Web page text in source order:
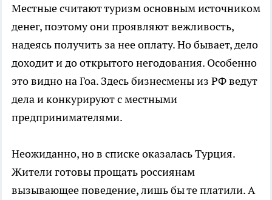
Местные считают туризм основным источником
денег, поэтому они проявляют вежливость,
надеясь получить за нее оплату. Но бывает, дело
доходит и до открытого негодования. Особенно
это видно на Гоа. Здесь бизнесмены из РФ ведут
дела и конкурируют с местными
предпринимателями.
Неожиданно, но в списке оказалась Турция.
Жители готовы прощать россиянам
вызывающее поведение, лишь бы те платили. А